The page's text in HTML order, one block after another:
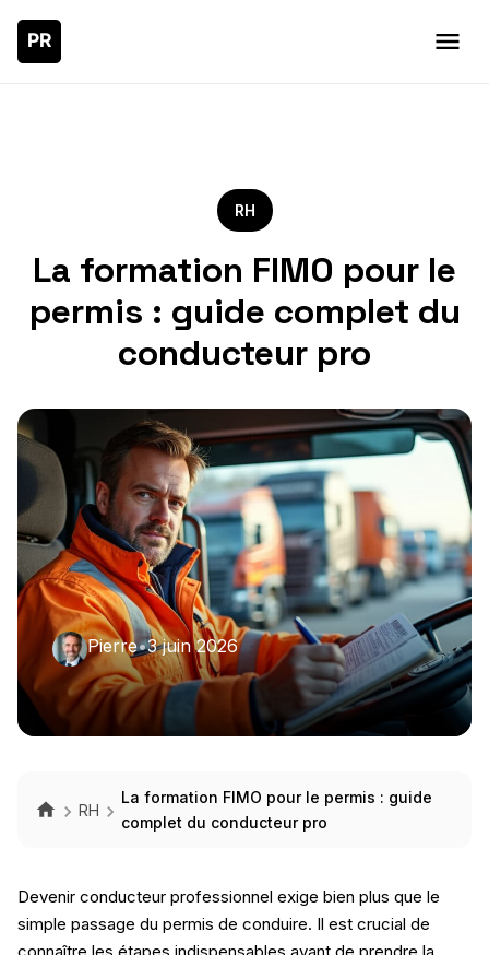
RH
La formation FIMO pour le
permis : guide complet du
conducteur pro
Pierre•3 juin 2026
RH
La formation FIMO pour le permis : guide
complet du conducteur pro
Devenir conducteur professionnel exige bien plus que le
simple passage du permis de conduire. Il est crucial de